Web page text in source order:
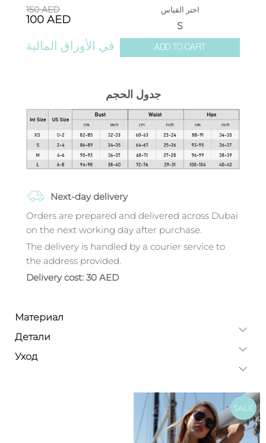
150AED
100 AED
في الأوراق المالية
اختر القياس
S
ADD TO CART
جدول الحجم
Next-day delivery
Orders are prepared and delivered across Dubai
on the next working day after purchase.
The delivery is handled by a courier service to
the address provided.
Delivery cost: 30 AED
Материал
Детали
Уход
SALE